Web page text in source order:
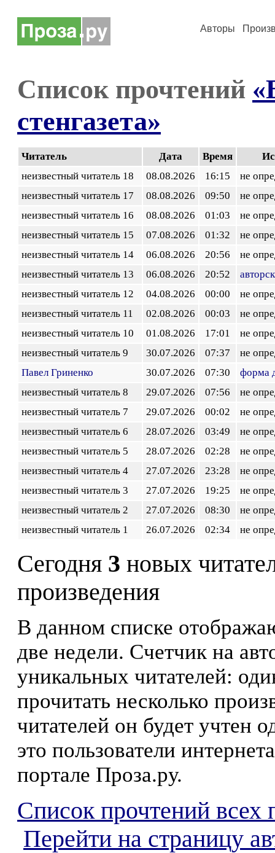
Авторы
Список прочтений
стенгазета»
Читатель Дата Время
неизвестный читатель 18
08.08.2026 16:15
не
неизвестный читатель 17
08.08.2026 09:50
не
неизвестный читатель 16
08.08.2026 01:03
не
неизвестный читатель 15
07.08.2026 01:32
не
неизвестный читатель 14
06.08.2026 20:56
не
неизвестный читатель 13
06.08.2026 20:52
неизвестный читатель 12
04.08.2026 00:00
не
неизвестный читатель 11
02.08.2026 00:03
не
неизвестный читатель 10
01.08.2026 17:01
не
неизвестный читатель 9
30.07.2026 07:37
не
Павел Гриненко
30.07.2026 07:30
форма
неизвестный читатель 8
29.07.2026 07:56
не
неизвестный читатель 7
29.07.2026 00:02
не
неизвестный читатель 6
28.07.2026 03:49
не
неизвестный читатель 5
28.07.2026 02:28
не
неизвестный читатель 4
27.07.2026 23:28
не
неизвестный читатель 3
27.07.2026 19:25
не
неизвестный читатель 2
27.07.2026 08:30
не
неизвестный читатель 1
26.07.2026 02:34 не
Сегодня 3 новых
произведения
В данном списке
две недели. Счетчик на
уникальных читателей:
прочитать несколько
читателей он будет учтен
это пользователи
портале Проза.ру.
Список прочтений всех
Перейти на страницу